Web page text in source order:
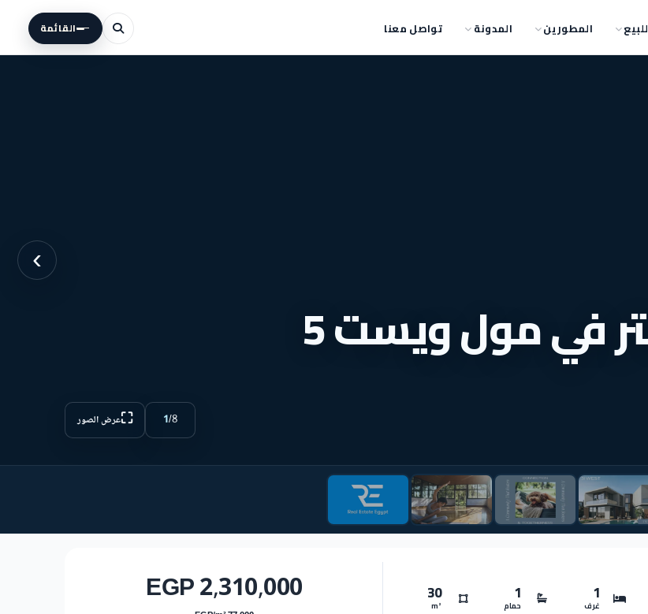
للبيع المطورين المدونة تواصل معنا القائمة
›
محلك بمساحة 30 متر في مول ويست 5
1/8
⛶عرض الصور
1
غرف
1
حمام
30
m²
2,310,000 EGP